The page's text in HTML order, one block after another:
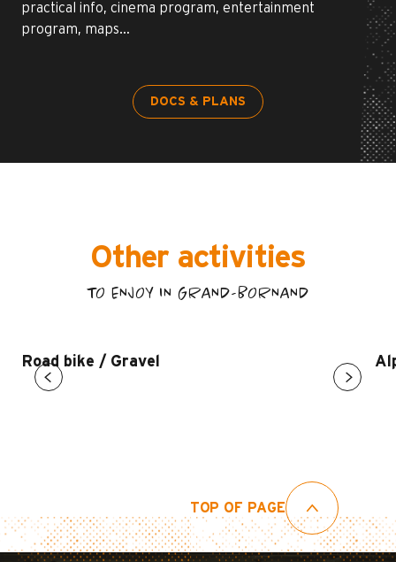
practical info, cinema program, entertainment
program, maps…
DOCS & PLANS
Other activities
TO ENJOY IN GRAND-BORNAND
Road bike / Gravel
TOP OF PAGE